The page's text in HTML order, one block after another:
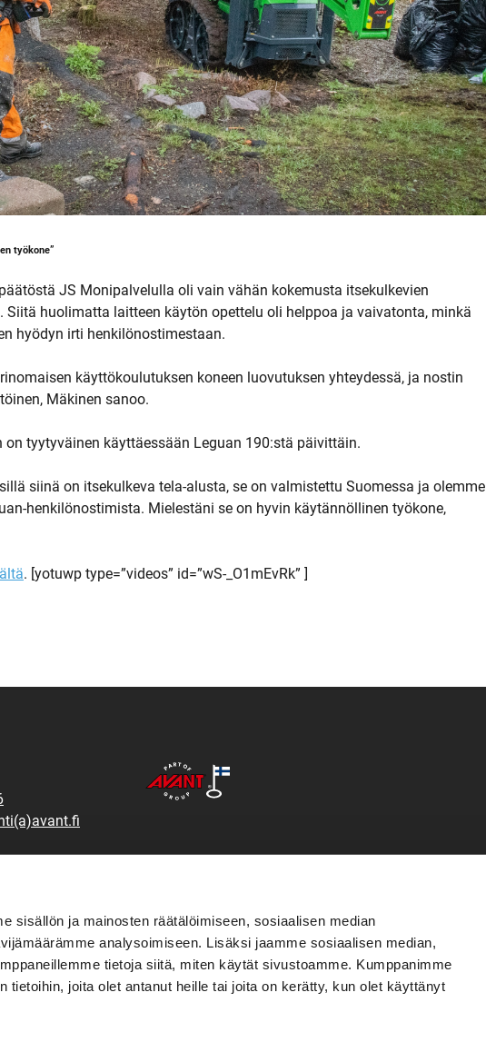
sisällön ja mainosten räätälöimiseen, sosiaalisen median
analysoimiseen. Lisäksi jaamme sosiaalisen median,
tietoja siitä, miten käytät sivustoamme. Kumppanimme
tietoihin, joita olet antanut heille tai joita on kerätty, kun olet käyttänyt
työkone”
JS Monipalvelulla oli vain vähän kokemusta itsekulkevien
Siitä huolimatta laitteen käytön opettelu oli helppoa ja vaivatonta, minkä
hyödyn irti henkilönostimestaan.
käyttökoulutuksen koneen luovutuksen yhteydessä, ja nostin
Mäkinen sanoo.
on tyytyväinen käyttäessään Leguan 190:stä päivittäin.
siinä on itsekulkeva tela-alusta, se on valmistettu Suomessa ja olemme
henkilönostimista. Mielestäni se on hyvin käytännöllinen työkone,
. [yotuwp type=”videos” id=”wS-_O1mEvRk” ]